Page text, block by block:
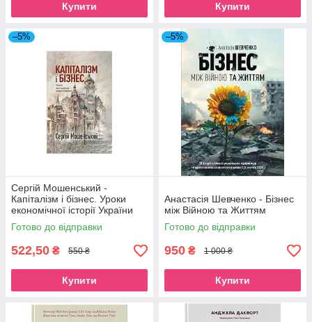
Купити Купити
–5%
Сергій Мошенський -
Капіталізм і бізнес. Уроки
економічної історії України
Готово до відправки
522,50 ₴ 550 ₴
Купити
–5%
Анастасія Шевченко - Бізнес
між Війною та Життям
Готово до відправки
950 ₴ 1 000 ₴
Купити